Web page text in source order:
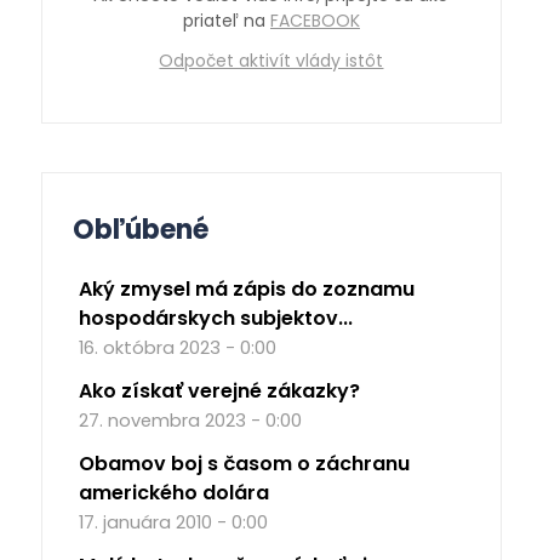
priateľ na FACEBOOK
Odpočet aktivít vlády istôt
Obľúbené
Aký zmysel má zápis do zoznamu
hospodárskych subjektov...
16. októbra 2023 - 0:00
Ako získať verejné zákazky?
27. novembra 2023 - 0:00
Obamov boj s časom o záchranu
amerického dolára
17. januára 2010 - 0:00